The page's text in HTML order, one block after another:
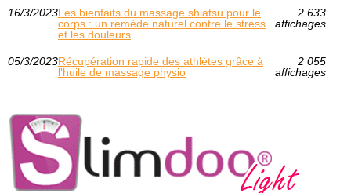
16/3/2023Les bienfaits du massage shiatsu pour le
corps : un remède naturel contre le stress
et les douleurs
2 633
affichages
05/3/2023Récupération rapide des athlètes grâce à
l'huile de massage physio
2 055
affichages